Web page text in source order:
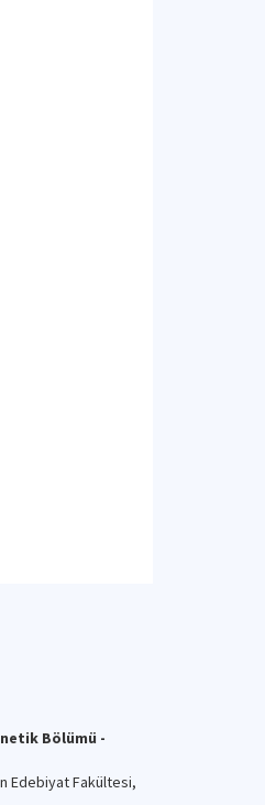
Bölümü -
Edebiyat Fakültesi,